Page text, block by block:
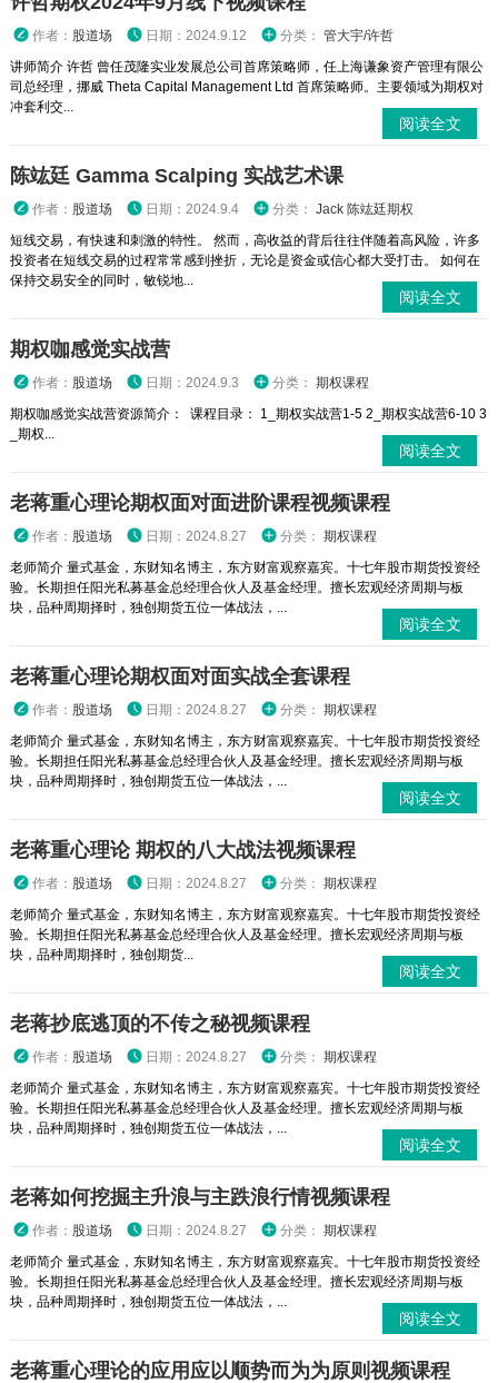
作者： 股道场 日期：2024.9.12 分类： 管大宇/许哲
讲师简介 许哲 曾任茂隆实业发展总公司首席策略师，任上海谦象资产管理有限公
司总经理，挪威 Theta Capital Management Ltd 首席策略师。主要领域为期权对
冲套利交...
阅读全文
陈竑廷 Gamma Scalping 实战艺术课
作者： 股道场 日期：2024.9.4 分类： Jack 陈竑廷期权
短线交易，有快速和刺激的特性。 然而，高收益的背后往往伴随着高风险，许多
投资者在短线交易的过程常常感到挫折，无论是资金或信心都大受打击。 如何在
保持交易安全的同时，敏锐地...
阅读全文
期权咖感觉实战营
作者： 股道场 日期：2024.9.3 分类： 期权课程
期权咖感觉实战营资源简介： 课程目录： 1_期权实战营1-5 2_期权实战营6-10 3
_期权...
阅读全文
老蒋重心理论期权面对面进阶课程视频课程
作者： 股道场 日期：2024.8.27 分类： 期权课程
老师简介 量式基金，东财知名博主，东方财富观察嘉宾。十七年股市期货投资经
验。长期担任阳光私募基金总经理合伙人及基金经理。擅长宏观经济周期与板
块，品种周期择时，独创期货五位一体战法，...
阅读全文
老蒋重心理论期权面对面实战全套课程
作者： 股道场 日期：2024.8.27 分类： 期权课程
老师简介 量式基金，东财知名博主，东方财富观察嘉宾。十七年股市期货投资经
验。长期担任阳光私募基金总经理合伙人及基金经理。擅长宏观经济周期与板
块，品种周期择时，独创期货五位一体战法，...
阅读全文
老蒋重心理论 期权的八大战法视频课程
作者： 股道场 日期：2024.8.27 分类： 期权课程
老师简介 量式基金，东财知名博主，东方财富观察嘉宾。十七年股市期货投资经
验。长期担任阳光私募基金总经理合伙人及基金经理。擅长宏观经济周期与板
块，品种周期择时，独创期货...
阅读全文
老蒋抄底逃顶的不传之秘视频课程
作者： 股道场 日期：2024.8.27 分类： 期权课程
老师简介 量式基金，东财知名博主，东方财富观察嘉宾。十七年股市期货投资经
验。长期担任阳光私募基金总经理合伙人及基金经理。擅长宏观经济周期与板
块，品种周期择时，独创期货五位一体战法，...
阅读全文
老蒋如何挖掘主升浪与主跌浪行情视频课程
作者： 股道场 日期：2024.8.27 分类： 期权课程
老师简介 量式基金，东财知名博主，东方财富观察嘉宾。十七年股市期货投资经
验。长期担任阳光私募基金总经理合伙人及基金经理。擅长宏观经济周期与板
块，品种周期择时，独创期货五位一体战法，...
阅读全文
老蒋重心理论的应用应以顺势而为为原则视频课程